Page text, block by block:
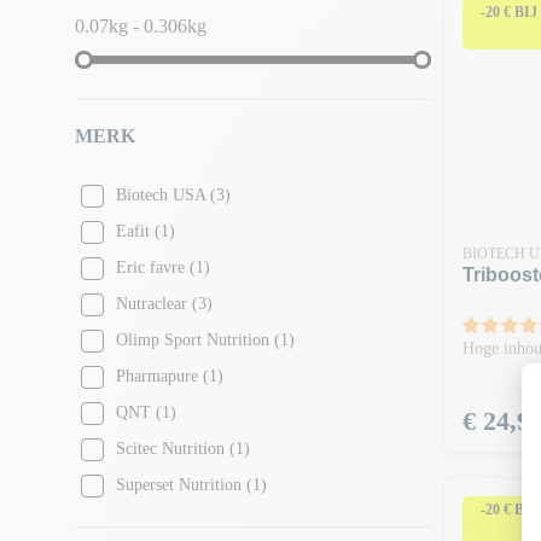
0.07kg - 0.306kg
MERK
Biotech USA (3)
Eafit (1)
Eric favre (1)
Nutraclear (3)
Olimp Sport Nutrition (1)
Pharmapure (1)
QNT (1)
Scitec Nutrition (1)
Superset Nutrition (1)
-20 € BIJ
BIOTECH
Hoge
Prijs
€ 24,90
-20 €